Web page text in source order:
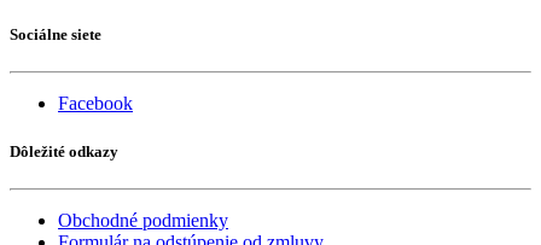
Sociálne siete
Facebook
Dôležité odkazy
Obchodné podmienky